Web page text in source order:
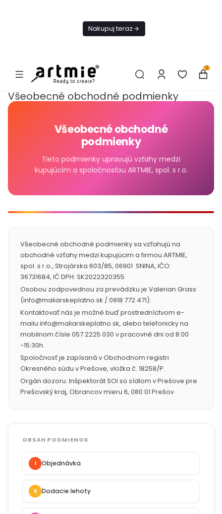
Nakupuj teraz
0
Všeobecné obchodné podmienky
Všeobecné obchodné
podmienky
Tieto podmienky upravujú vzťahy medzi
kupujúcim a spoločnosťou ARTMIE, spol. s r.o.
Všeobecné obchodné podmienky sa vzťahujú na
obchodné vzťahy medzi kupujúcim a firmou ARTMIE,
spol. s r.o., Strojárska 603/85, 06901 SNINA, IČO:
36731684, IČ DPH: SK2022320355
Osobou zodpovednou za prevádzku je Valerian Grass
(info@maliarskeplatno.sk / 0918 772 471).
Kontaktovať nás je možné buď prostredníctvom e-
mailu info@maliarskeplatno.sk, alebo telefonicky na
mobilnom čísle 057 2225 030 v pracovné dni od 8:00
-15:30h.
Spoločnosť je zapísaná v Obchodnom registri
Okresného súdu v Prešove, vložka č. 18258/P.
Orgán dozoru: Inšpektorát SOI so sídlom v Prešove pre
Prešovský kraj, Obrancov mieru 6, 080 01 Prešov
OBSAH PODMIENOK
I Objednávka
II Dodacie lehoty